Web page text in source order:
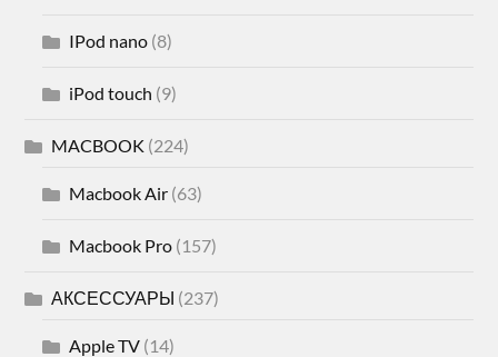
IPod nano (8)
iPod touch (9)
MACBOOK (224)
Macbook Air (63)
Macbook Pro (157)
АКСЕССУАРЫ (237)
Apple TV (14)